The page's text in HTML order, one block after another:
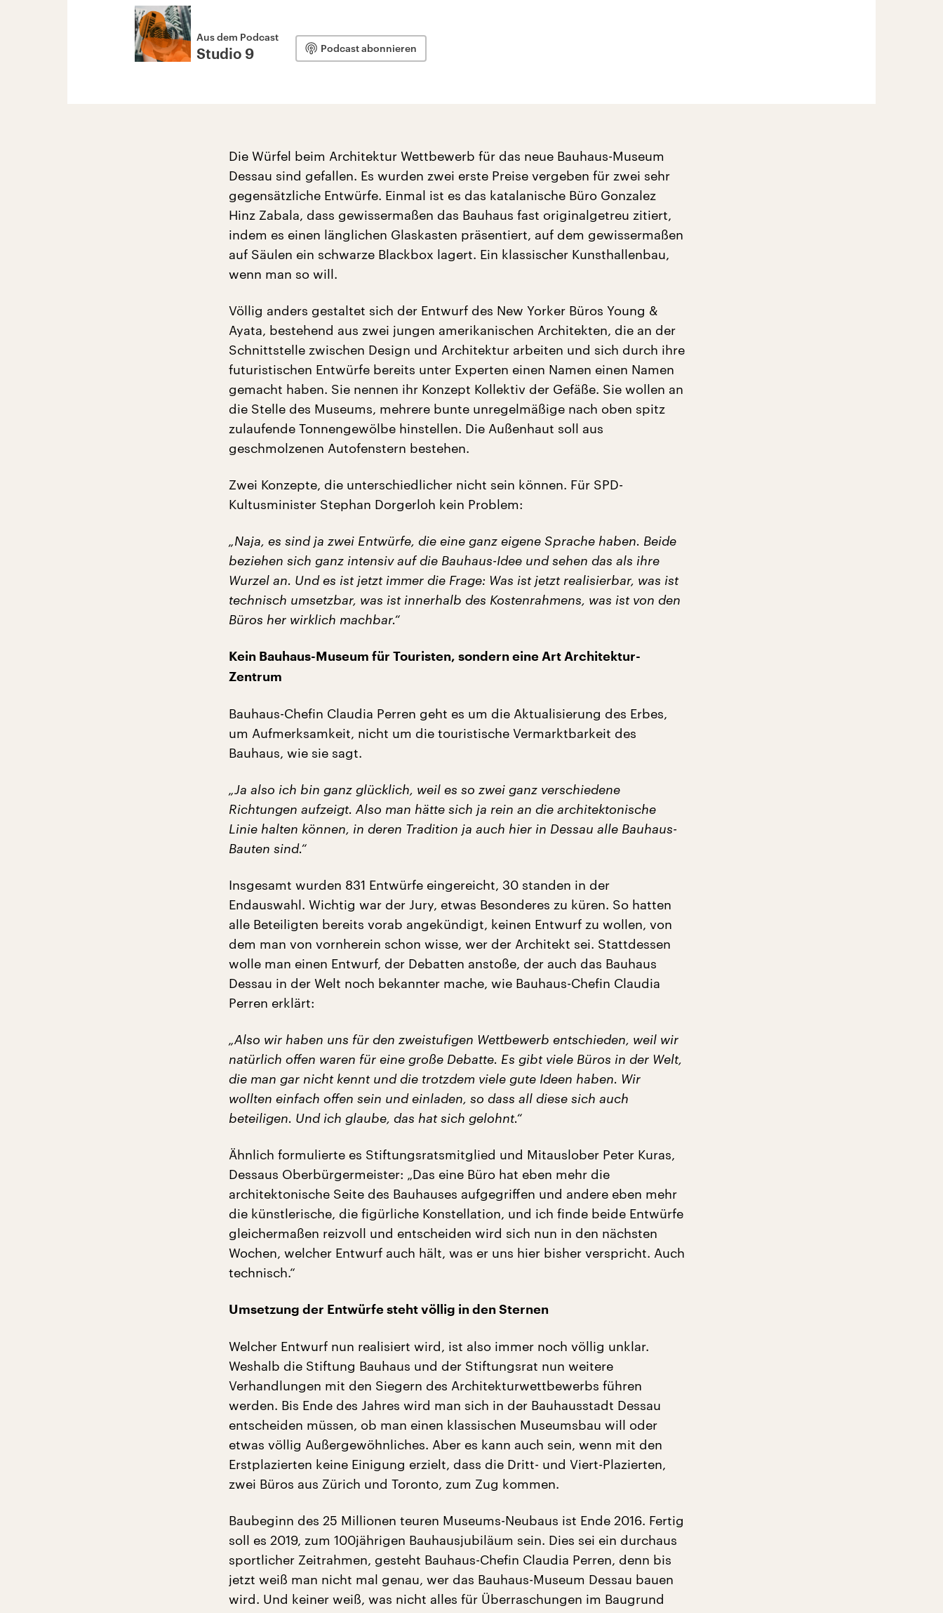
Aus dem Podcast
Studio 9 Podcast abonnieren
Die Würfel beim Architektur Wettbewerb für das neue Bauhaus-Museum
Dessau sind gefallen. Es wurden zwei erste Preise vergeben für zwei sehr
gegensätzliche Entwürfe. Einmal ist es das katalanische Büro Gonzalez
Hinz Zabala, dass gewissermaßen das Bauhaus fast originalgetreu zitiert,
indem es einen länglichen Glaskasten präsentiert, auf dem gewissermaßen
auf Säulen ein schwarze Blackbox lagert. Ein klassischer Kunsthallenbau,
wenn man so will.
Völlig anders gestaltet sich der Entwurf des New Yorker Büros Young &
Ayata, bestehend aus zwei jungen amerikanischen Architekten, die an der
Schnittstelle zwischen Design und Architektur arbeiten und sich durch ihre
futuristischen Entwürfe bereits unter Experten einen Namen einen Namen
gemacht haben. Sie nennen ihr Konzept Kollektiv der Gefäße. Sie wollen an
die Stelle des Museums, mehrere bunte unregelmäßige nach oben spitz
zulaufende Tonnengewölbe hinstellen. Die Außenhaut soll aus
geschmolzenen Autofenstern bestehen.
Zwei Konzepte, die unterschiedlicher nicht sein können. Für SPD-
Kultusminister Stephan Dorgerloh kein Problem:
„Naja, es sind ja zwei Entwürfe, die eine ganz eigene Sprache haben. Beide
beziehen sich ganz intensiv auf die Bauhaus-Idee und sehen das als ihre
Wurzel an. Und es ist jetzt immer die Frage: Was ist jetzt realisierbar, was ist
technisch umsetzbar, was ist innerhalb des Kostenrahmens, was ist von den
Büros her wirklich machbar.“
Kein Bauhaus-Museum für Touristen, sondern eine Art Architektur-
Zentrum
Bauhaus-Chefin Claudia Perren geht es um die Aktualisierung des Erbes,
um Aufmerksamkeit, nicht um die touristische Vermarktbarkeit des
Bauhaus, wie sie sagt.
„Ja also ich bin ganz glücklich, weil es so zwei ganz verschiedene
Richtungen aufzeigt. Also man hätte sich ja rein an die architektonische
Linie halten können, in deren Tradition ja auch hier in Dessau alle Bauhaus-
Bauten sind.“
Insgesamt wurden 831 Entwürfe eingereicht, 30 standen in der
Endauswahl. Wichtig war der Jury, etwas Besonderes zu küren. So hatten
alle Beteiligten bereits vorab angekündigt, keinen Entwurf zu wollen, von
dem man von vornherein schon wisse, wer der Architekt sei. Stattdessen
wolle man einen Entwurf, der Debatten anstoße, der auch das Bauhaus
Dessau in der Welt noch bekannter mache, wie Bauhaus-Chefin Claudia
Perren erklärt:
„Also wir haben uns für den zweistufigen Wettbewerb entschieden, weil wir
natürlich offen waren für eine große Debatte. Es gibt viele Büros in der Welt,
die man gar nicht kennt und die trotzdem viele gute Ideen haben. Wir
wollten einfach offen sein und einladen, so dass all diese sich auch
beteiligen. Und ich glaube, das hat sich gelohnt.“
Ähnlich formulierte es Stiftungsratsmitglied und Mitauslober Peter Kuras,
Dessaus Oberbürgermeister: „Das eine Büro hat eben mehr die
architektonische Seite des Bauhauses aufgegriffen und andere eben mehr
die künstlerische, die figürliche Konstellation, und ich finde beide Entwürfe
gleichermaßen reizvoll und entscheiden wird sich nun in den nächsten
Wochen, welcher Entwurf auch hält, was er uns hier bisher verspricht. Auch
technisch.“
Umsetzung der Entwürfe steht völlig in den Sternen
Welcher Entwurf nun realisiert wird, ist also immer noch völlig unklar.
Weshalb die Stiftung Bauhaus und der Stiftungsrat nun weitere
Verhandlungen mit den Siegern des Architekturwettbewerbs führen
werden. Bis Ende des Jahres wird man sich in der Bauhausstadt Dessau
entscheiden müssen, ob man einen klassischen Museumsbau will oder
etwas völlig Außergewöhnliches. Aber es kann auch sein, wenn mit den
Erstplazierten keine Einigung erzielt, dass die Dritt- und Viert-Plazierten,
zwei Büros aus Zürich und Toronto, zum Zug kommen.
Baubeginn des 25 Millionen teuren Museums-Neubaus ist Ende 2016. Fertig
soll es 2019, zum 100jährigen Bauhausjubiläum sein. Dies sei ein durchaus
sportlicher Zeitrahmen, gesteht Bauhaus-Chefin Claudia Perren, denn bis
jetzt weiß man nicht mal genau, wer das Bauhaus-Museum Dessau bauen
wird. Und keiner weiß, was nicht alles für Überraschungen im Baugrund